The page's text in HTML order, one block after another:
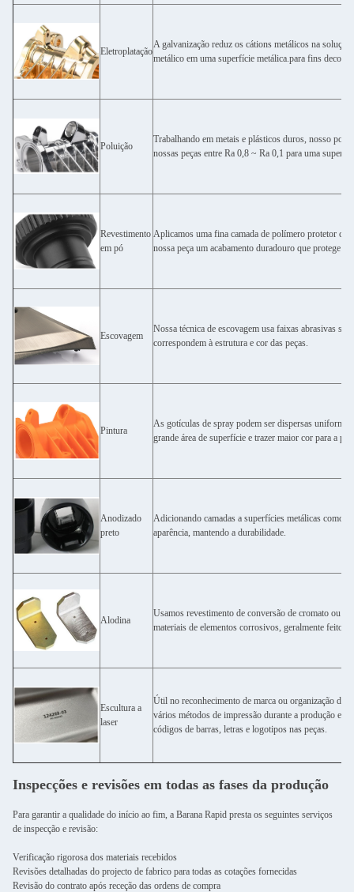
Eletroplatação
A galvanização reduz os cátions metálicos na
metálico em uma superfície metálica.para fins
Poluição
Trabalhando em metais e plásticos duros, nosso
nossas peças entre Ra 0,8 ~ Ra 0,1 para uma
Revestimento
em pó
Aplicamos uma fina camada de polímero protetor
nossa peça um acabamento duradouro que protege
Escovagem
Nossa técnica de escovagem usa faixas abrasivas
correspondem à estrutura e cor das peças.
Pintura
As gotículas de spray podem ser dispersas
grande área de superfície e trazer maior cor para a
Anodizado
preto
Adicionando camadas a superfícies metálicas como o
aparência, mantendo a durabilidade.
Alodina
Usamos revestimento de conversão de cromato ou
materiais de elementos corrosivos, geralmente feito
Escultura a
laser
Útil no reconhecimento de marca ou organização de
vários métodos de impressão durante a produção em
códigos de barras, letras e logotipos nas peças.
Inspecções e revisões em todas as fases da produção
Para garantir a qualidade do início ao fim, a Barana Rapid presta os seguintes serviços
de inspecção e revisão:
Verificação rigorosa dos materiais recebidos
Revisões detalhadas do projecto de fabrico para todas as cotações fornecidas
Revisão do contrato após receção das ordens de compra